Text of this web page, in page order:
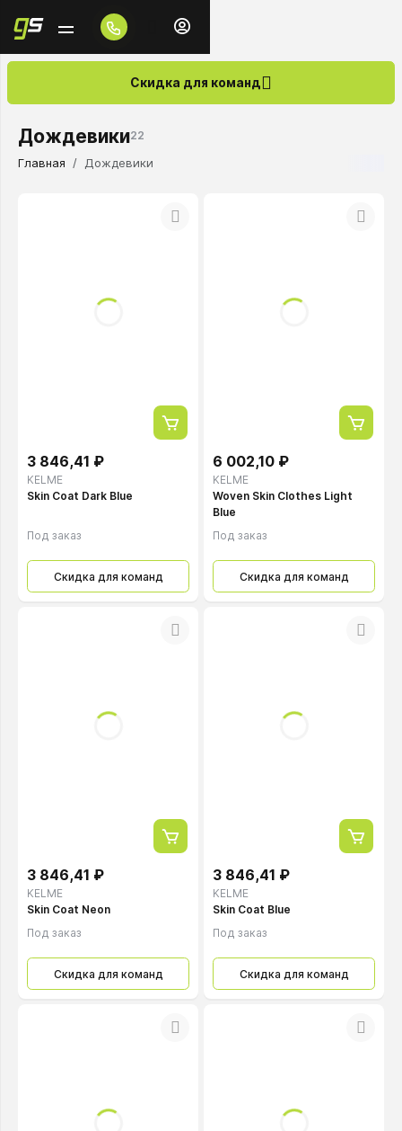
Скидка для команд
Дождевики22
Главная Дождевики
KELME
3 846,41 ₽
Skin Coat Dark Blue
Под заказ
Скидка для команд
KELME
6 002,10 ₽
Woven Skin Clothes Light
Blue
Под заказ
Скидка для команд
KELME
3 846,41 ₽
Skin Coat Neon
Под заказ
Скидка для команд
KELME
3 846,41 ₽
Skin Coat Blue
Под заказ
Скидка для команд